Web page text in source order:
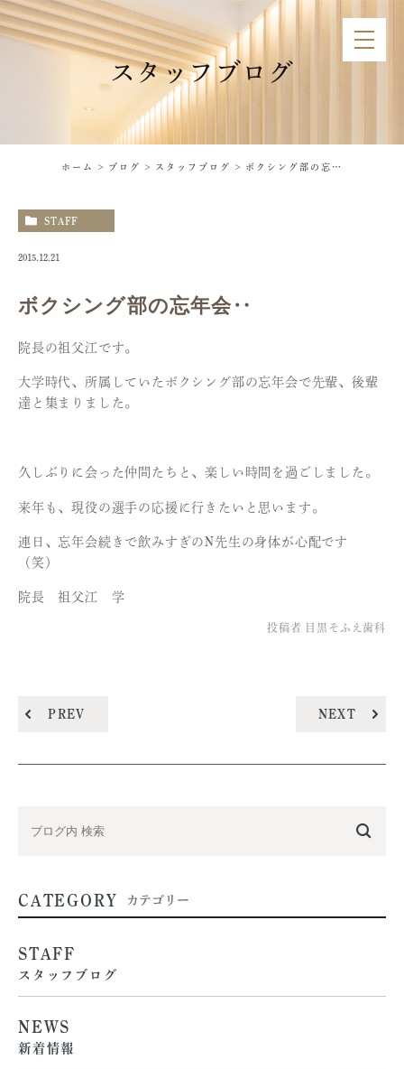
スタッフブログ
ホーム ブログ スタッフブログ ボクシング部の忘年会‥
STAFF
2015.12.21
ボクシング部の忘年会‥
院長の祖父江です。
大学時代、所属していたボクシング部の忘年会で先輩、後輩
達と集まりました。
久しぶりに会った仲間たちと、楽しい時間を過ごしました。
来年も、現役の選手の応援に行きたいと思います。
連日、忘年会続きで飲みすぎのN先生の身体が心配です
（笑）
院長 祖父江 学
投稿者 目黒そふえ歯科
PREV NEXT
CATEGORY カテゴリー
STAFF
スタッフブログ
NEWS
新着情報